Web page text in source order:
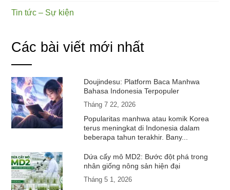
Tin tức – Sự kiện
Các bài viết mới nhất
Doujindesu: Platform Baca Manhwa
Bahasa Indonesia Terpopuler
Tháng 7 22, 2026
Popularitas manhwa atau komik Korea
terus meningkat di Indonesia dalam
beberapa tahun terakhir. Bany...
Dứa cấy mô MD2: Bước đột phá trong
nhân giống nông sản hiện đại
Tháng 5 1, 2026